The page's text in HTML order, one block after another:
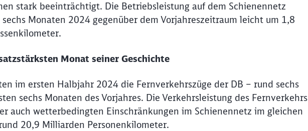
stark beeinträchtigt. Die Betriebsleistung auf dem Schienennetz
Monaten 2024 gegenüber dem Vorjahreszeitraum leicht um 1,8
Monat seiner Geschichte
im ersten Halbjahr 2024 die Fernverkehrszüge der DB – rund sechs
sechs Monaten des Vorjahres. Die Verkehrsleistung des Fernverkehrs
auch wetterbedingten Einschränkungen im Schienennetz im gleichen
20,9 Milliarden Personenkilometer.